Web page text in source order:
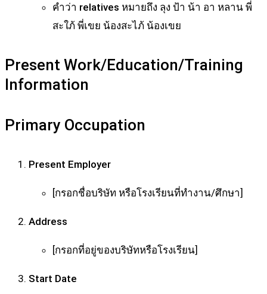
คำว่า relatives หมายถึง ลุง ป้า น้า อา หลาน พี่
สะใภ้ พี่เขย น้องสะไภ้ น้องเขย
Present Work/Education/Training
Information
Primary Occupation
Present Employer
[กรอกชื่อบริษัท หรือโรงเรียนที่ทำงาน/ศึกษา]
Address
[กรอกที่อยู่ของบริษัทหรือโรงเรียน]
Start Date